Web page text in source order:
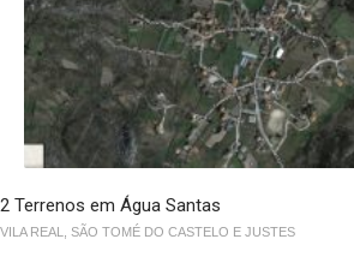
2 Terrenos em Água Santas
VILA REAL, SÃO TOMÉ DO CASTELO E JUSTES